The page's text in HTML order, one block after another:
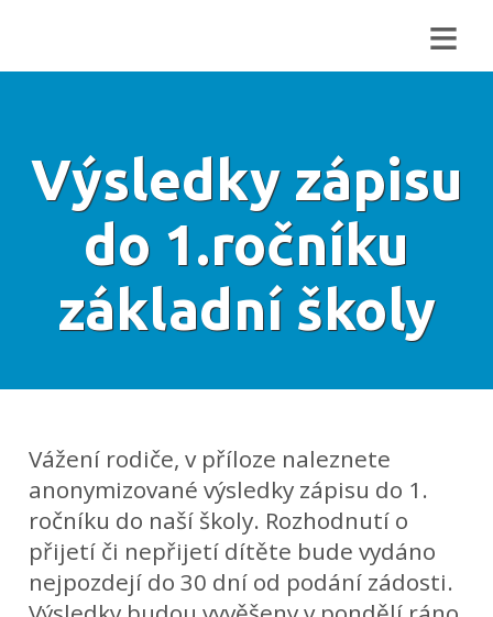
≡
Výsledky zápisu
do 1.ročníku
základní školy
Vážení rodiče, v příloze naleznete
anonymizované výsledky zápisu do 1.
ročníku do naší školy. Rozhodnutí o
přijetí či nepřijetí dítěte bude vydáno
nejpozdejí do 30 dní od podání zádosti.